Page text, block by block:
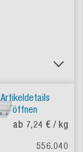
Artikeldetails
öffnen
ab 7,24 € / kg
556.040